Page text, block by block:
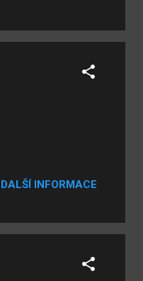
DALŠÍ INFORMACE